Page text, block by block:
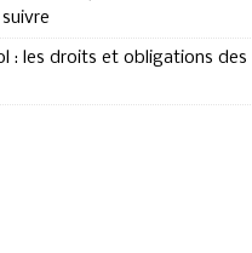
: les droits et obligations des